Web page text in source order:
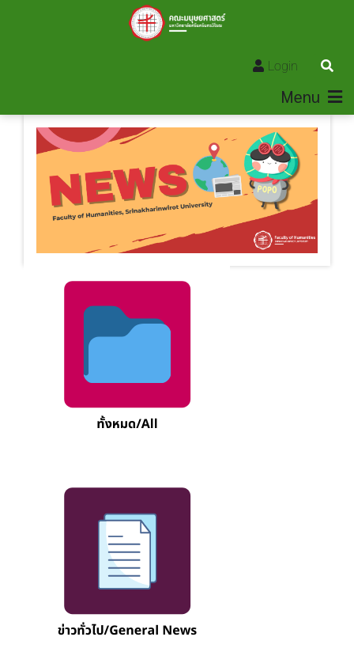
Login
Menu